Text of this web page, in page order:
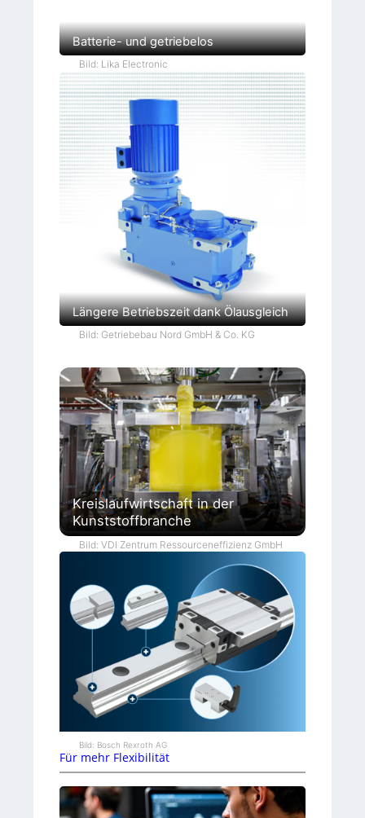
Batterie- und getriebelos
Bild: Lika Electronic
Längere Betriebszeit dank Ölausgleich
Bild: Getriebebau Nord GmbH & Co. KG
Kreislaufwirtschaft in der
Kunststoffbranche
Bild: VDI Zentrum Ressourceneffizienz GmbH
Bild: Bosch Rexroth AG
Für mehr Flexibilität